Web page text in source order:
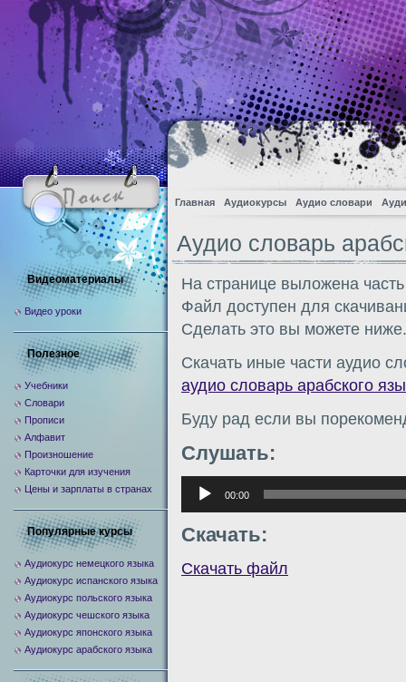
Главная Аудиокурсы Аудио словари
Аудио словарь
На странице выложена
Файл доступен для
Сделать это вы можете ниже.
Скачать иные части аудио
аудио словарь арабского
Буду рад если вы
Слушать:
Аудиоплеер
00:00
Скачать:
Скачать файл
Видеоматериалы
Видео уроки
Полезное
Учебники
Словари
Прописи
Алфавит
Произношение
Карточки для изучения
Цены и зарплаты в странах
Популярные курсы
Аудиокурс немецкого языка
Аудиокурс испанского языка
Аудиокурс польского языка
Аудиокурс чешского языка
Аудиокурс японского языка
Аудиокурс арабского языка